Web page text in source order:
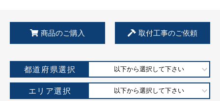
商品のご購入 取付工事のご依頼
都道府県選択 以下から選択して下さい
エリア選択 以下から選択して下さい